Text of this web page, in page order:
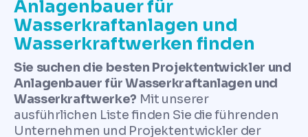
Anlagenbauer für
Wasserkraftanlagen und
Wasserkraftwerken finden
Sie suchen die besten Projektentwickler und
Anlagenbauer für Wasserkraftanlagen und
Wasserkraftwerke? Mit unserer
ausführlichen Liste finden Sie die führenden
Unternehmen und Projektentwickler der